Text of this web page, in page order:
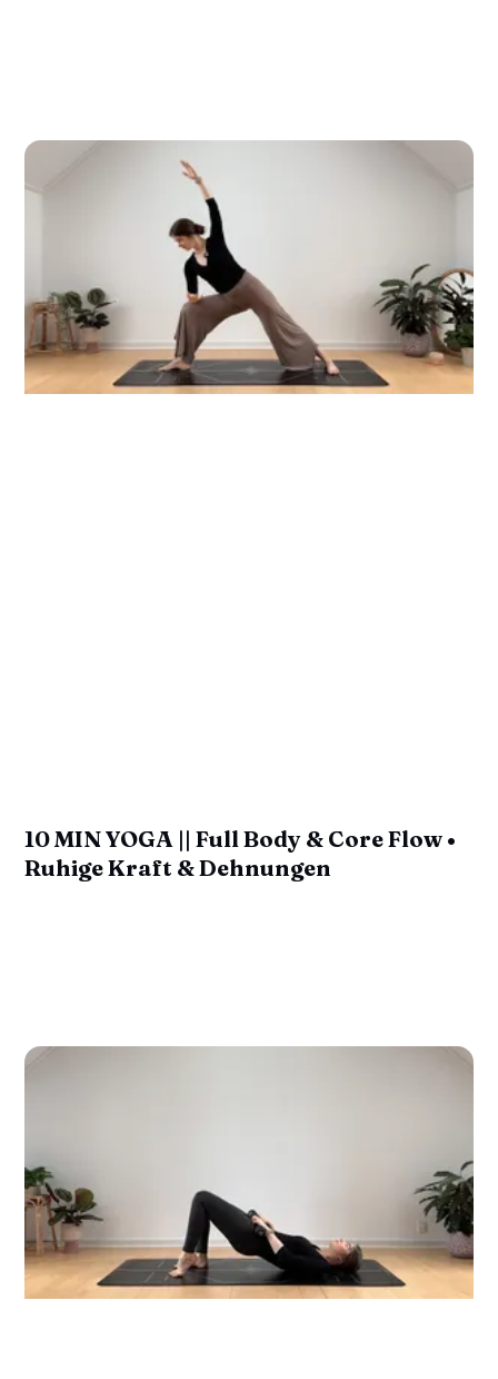
10 MIN YOGA || Full Body & Core Flow •
Ruhige Kraft & Dehnungen